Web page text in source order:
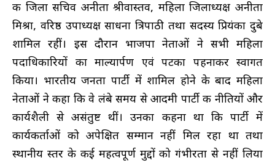
की जिला सचिव अनीता श्रीवास्तव, महिला जिलाध्यक्ष अनीता
मिश्रा, वरिष्ठ उपाध्यक्ष साधना त्रिपाठी तथा सदस्य प्रियंका दुबे
शामिल रहीं। इस दौरान भाजपा नेताओं ने सभी महिला
पदाधिकारियों का माल्यार्पण एवं पटका पहनाकर स्वागत
किया। भारतीय जनता पार्टी में शामिल होने के बाद महिला
नेताओं ने कहा कि वे लंबे समय से आदमी पार्टी की नीतियों और
कार्यशैली से असंतुष्ट थीं। उनका कहना था कि पार्टी में
कार्यकर्ताओं को अपेक्षित सम्मान नहीं मिल रहा था तथा
स्थानीय स्तर के कई महत्वपूर्ण मुद्दों को गंभीरता से नहीं लिया